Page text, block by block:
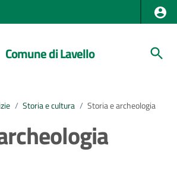
Comune di Lavello
/ Storia e cultura / Storia e archeologia
notizia